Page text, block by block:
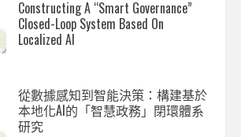
Constructing A “Smart Governance”
Closed-Loop System Based On
Localized AI
從數據感知到智能決策：構建基於
本地化AI的「智慧政務」閉環體系
研究